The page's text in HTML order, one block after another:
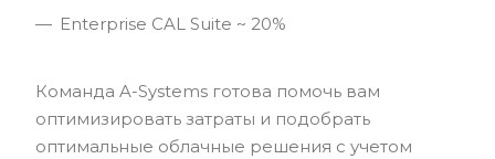
Enterprise CAL Suite ~ 20%
Команда A-Systems готова помочь вам
оптимизировать затраты и подобрать
оптимальные облачные решения с учетом